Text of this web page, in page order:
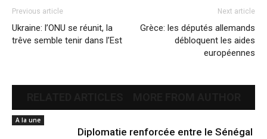
Previous article
Ukraine: l’ONU se réunit, la
trêve semble tenir dans l’Est
Next article
Grèce: les députés allemands
débloquent les aides
européennes
A la une
Diplomatie renforcée entre le Sénégal